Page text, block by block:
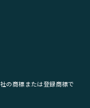
社の商標または登録商標で